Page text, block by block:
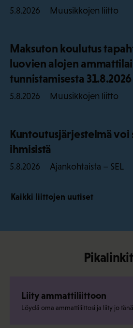
5.8.2026 Muusikkojen liitto
Maksuton koulutus
luovien alojen
tunnistamisesta 31.8.2026
5.8.2026 Muusikkojen liitto
Kuntoutusjärjestelmä voi
ihmisistä
5.8.2026 Ajankohtaista – SEL
Kaikki liittojen uutiset
Pikalinkit
Liity ammattiliittoon
Löydä oma ammattiliittosi ja liity jo